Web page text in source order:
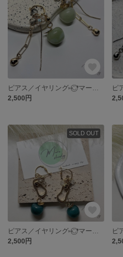
2,500円
SOLD OUT
2,500円